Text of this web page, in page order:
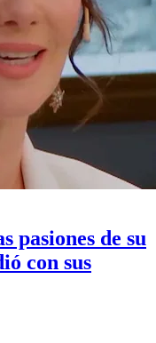
pasiones de su
con sus